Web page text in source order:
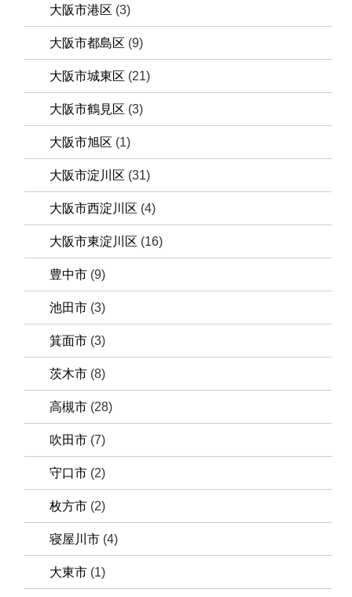
大阪市港区 (3)
大阪市都島区 (9)
大阪市城東区 (21)
大阪市鶴見区 (3)
大阪市旭区 (1)
大阪市淀川区 (31)
大阪市西淀川区 (4)
大阪市東淀川区 (16)
豊中市 (9)
池田市 (3)
箕面市 (3)
茨木市 (8)
高槻市 (28)
吹田市 (7)
守口市 (2)
枚方市 (2)
寝屋川市 (4)
大東市 (1)